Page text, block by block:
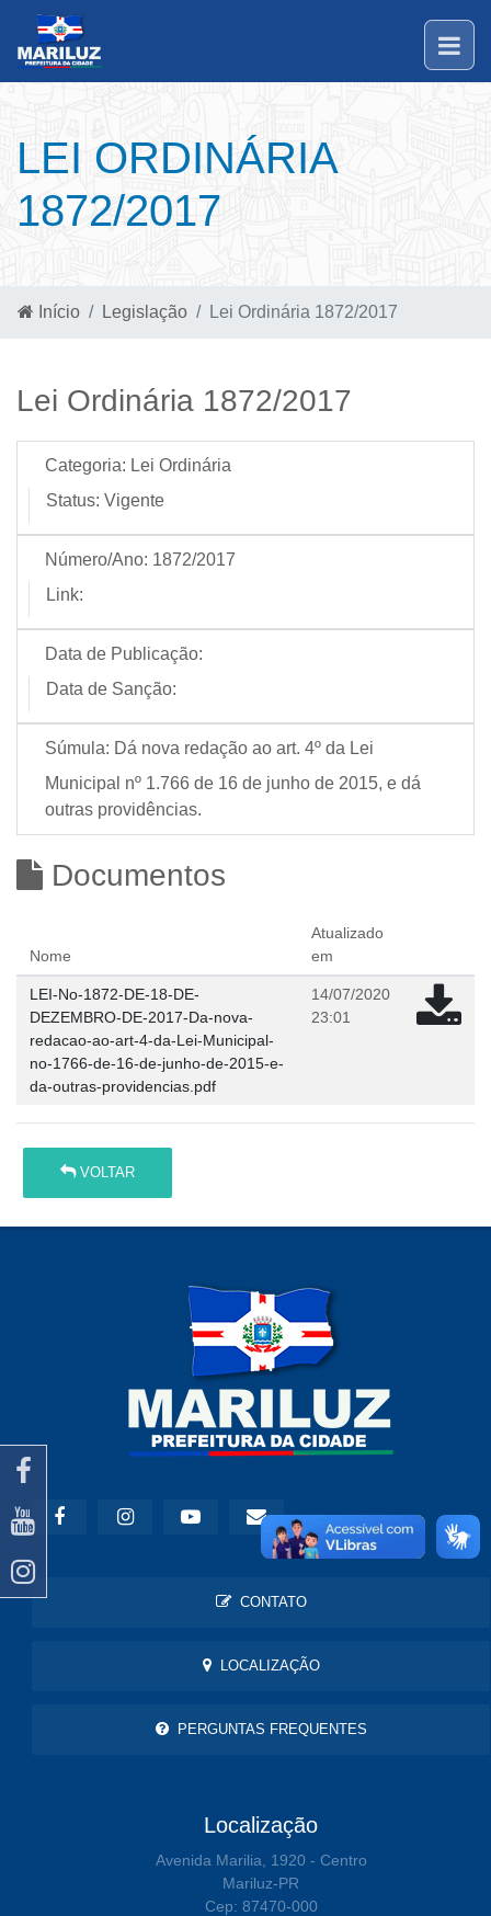
LEI ORDINÁRIA
1872/2017
Início Legislação Lei Ordinária 1872/2017
Lei Ordinária 1872/2017
Categoria: Lei Ordinária
Status: Vigente
Número/Ano: 1872/2017
Link:
Data de Publicação:
Data de Sanção:
Súmula: Dá nova redação ao art. 4º da Lei
Municipal nº 1.766 de 16 de junho de 2015, e dá
outras providências.
Documentos
Nome
Atualizado
em
LEI-No-1872-DE-18-DE-
DEZEMBRO-DE-2017-Da-nova-
redacao-ao-art-4-da-Lei-Municipal-
no-1766-de-16-de-junho-de-2015-e-
da-outras-providencias.pdf
14/07/2020
23:01
VOLTAR
CONTATO
LOCALIZAÇÃO
PERGUNTAS FREQUENTES
Localização
Avenida Marilia, 1920 - Centro
Mariluz-PR
Cep: 87470-000